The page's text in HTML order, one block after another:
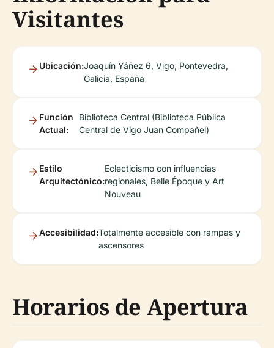
Visitantes
Ubicación:Joaquín Yáñez 6, Vigo, Pontevedra,
Galicia, España
Función
Actual:
Biblioteca Central (Biblioteca Pública
Central de Vigo Juan Compañel)
Estilo
Arquitectónico:
Eclecticismo con influencias
regionales, Belle Époque y Art
Nouveau
Accesibilidad:Totalmente accesible con rampas y
ascensores
Horarios de Apertura